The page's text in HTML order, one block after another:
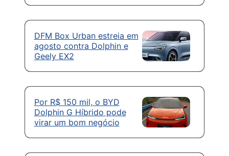
DFM Box Urban estreia em
agosto contra Dolphin e
Geely EX2
Por R$ 150 mil, o BYD
Dolphin G Híbrido pode
virar um bom negócio